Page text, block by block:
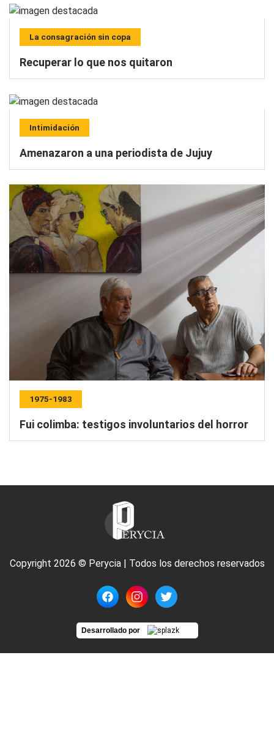
La consagración sin copa
Recuperar lo que nos quitaron
Intimidación
Amenazaron a una periodista de Jujuy
1975-1983
Fui colimba: testigos involuntarios del horror
Copyright 2026 © Perycia | Todos los derechos reservados
Desarrollado por